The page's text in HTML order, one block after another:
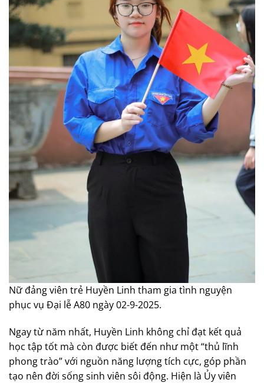
Nữ đảng viên trẻ Huyền Linh tham gia tình nguyện
phục vụ Đại lễ A80 ngày 02-9-2025.
Ngay từ năm nhất, Huyền Linh không chỉ đạt kết quả
học tập tốt mà còn được biết đến như một “thủ lĩnh
phong trào” với nguồn năng lượng tích cực, góp phần
tạo nên đời sống sinh viên sôi động. Hiện là Ủy viên